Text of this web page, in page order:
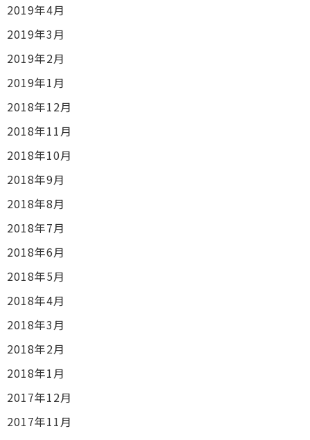
2019年4月
2019年3月
2019年2月
2019年1月
2018年12月
2018年11月
2018年10月
2018年9月
2018年8月
2018年7月
2018年6月
2018年5月
2018年4月
2018年3月
2018年2月
2018年1月
2017年12月
2017年11月